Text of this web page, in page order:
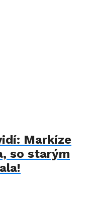
Markíze
so starým